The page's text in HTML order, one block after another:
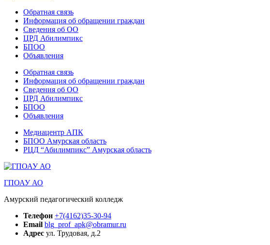
Обратная связь
Информация об обращении граждан
Сведения об ОО
ЦРД Абилимпикс
БПОО
Объявления
Обратная связь
Информация об обращении граждан
Сведения об ОО
ЦРД Абилимпикс
БПОО
Объявления
Медиацентр АПК
БПОО Амурская область
РЦД “Абилимпикс” Амурская область
ГПОАУ АО
Амурский педагогический колледж
Телефон +7(4162)35-30-94
Email blg_prof_apk@obramur.ru
Адрес ул. Трудовая, д.2